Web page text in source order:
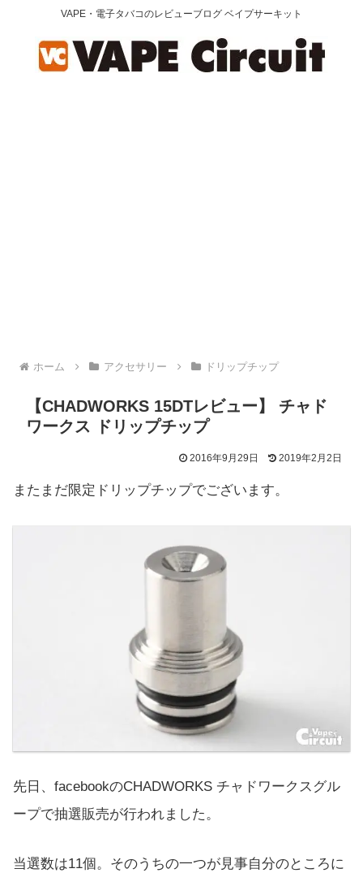
VAPE・電子タバコのレビューブログ ベイプサーキット
ホーム アクセサリー ドリップチップ
【CHADWORKS 15DTレビュー】 チャド
ワークス ドリップチップ
2016年9月29日 2019年2月2日
またまだ限定ドリップチップでございます。
先日、facebookのCHADWORKS チャドワークスグル
ープで抽選販売が行われました。
当選数は11個。そのうちの一つが見事自分のところに